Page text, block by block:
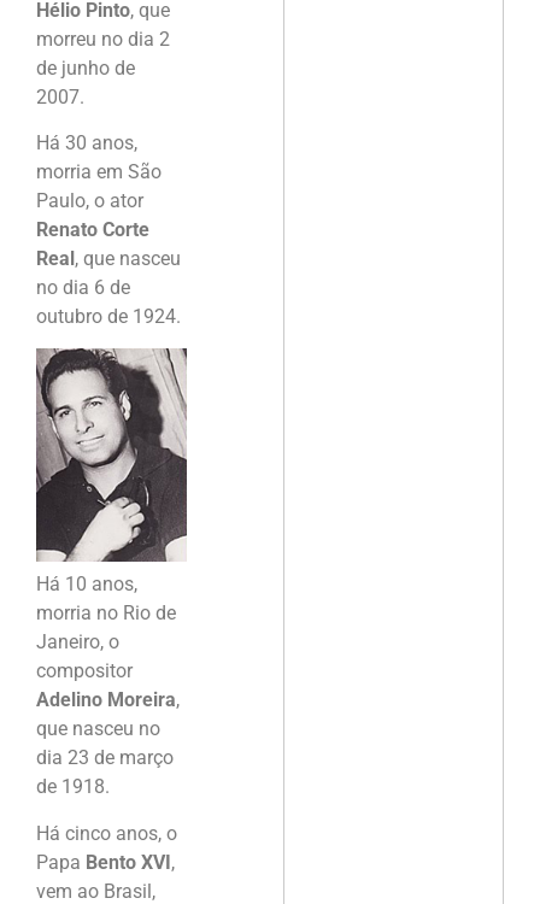
Hélio Pinto, que
morreu no dia 2
de junho de
2007.
Há 30 anos,
morria em São
Paulo, o ator
Renato Corte
Real, que nasceu
no dia 6 de
outubro de 1924.
Há 10 anos,
morria no Rio de
Janeiro, o
compositor
Adelino Moreira,
que nasceu no
dia 23 de março
de 1918.
Há cinco anos, o
Papa Bento XVI,
vem ao Brasil,